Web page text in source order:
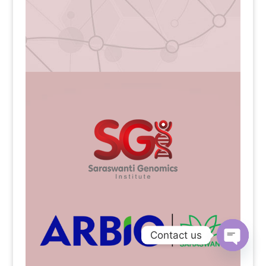
Contact us